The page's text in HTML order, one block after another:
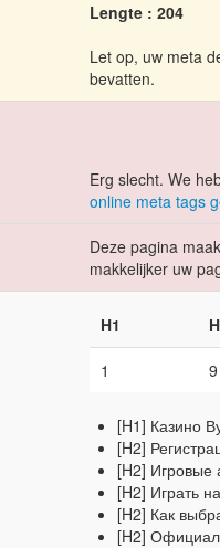
Lengte : 204
Let op, uw meta
bevatten.
Erg slecht. We
online meta tags
Deze pagina
makkelijker uw
H1
1 9
[H1] Казино
[H2]
[H2] Игровые
[H2] Играть
[H2] Как
[H2]